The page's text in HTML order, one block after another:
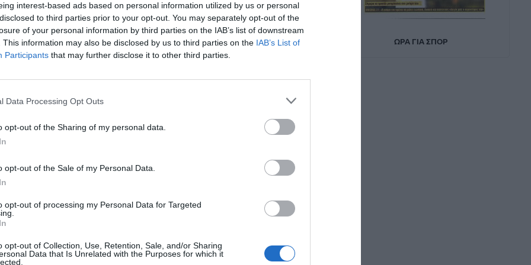
interest-based ads based on personal information utilized by us or personal
to third parties prior to your opt-out. You may separately opt-out of the
of your personal information by third parties on the IAB’s list of downstream
This information may also be disclosed by us to third parties on the IAB’s List of
Participants that may further disclose it to other third parties.
Data Processing Opt Outs
opt-out of the Sharing of my personal data.
opt-out of the Sale of my Personal Data.
opt-out of processing my Personal Data for Targeted
opt-out of Collection, Use, Retention, Sale, and/or Sharing
Data that Is Unrelated with the Purposes for which it
απέκτησαν ελληνικά ονόματα.
τα καλύτερά μας άρθρα
on Google
ποιος ο Μαγουλάς; Αν πιστεύεις ότι
απάντησε στις 10 ερωτήσεις του
ένας μικρός Τόλης Κοτζιάς και μπράβο σου…